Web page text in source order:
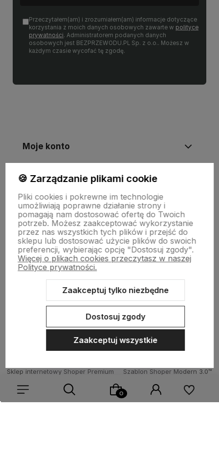
Przeczytałem(am) i zrozumiałem(am) informacje dotyczące
korzystania z moich danych osobowych zawarte w polityce
prywatności. Administratorem podanych danych
osobowych jest BEZPRZEWODU.PL Sp. z o.o.. Możesz w
każdym czasie wycofać tę zgodę.
Moje konto
Informacje
Płatności i zwroty
Wsparcie
Sklep internetowy Shoper Premium
Szablon Shoper Modern 3.0™
🍪 Zarządzanie plikami cookie
Pliki cookies i pokrewne im technologie
umożliwiają poprawne działanie strony i
pomagają nam dostosować ofertę do Twoich
potrzeb. Możesz zaakceptować wykorzystanie
przez nas wszystkich tych plików i przejść do
sklepu lub dostosować użycie plików do swoich
preferencji, wybierając opcję "Dostosuj zgody".
Więcej o plikach cookies przeczytasz w naszej
Polityce prywatności.
Zaakceptuj tylko niezbędne
Dostosuj zgody
Zaakceptuj wszystkie